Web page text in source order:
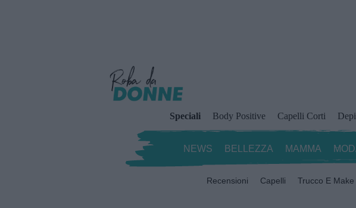
Speciali Body Positive Capelli Corti
NEWS BELLEZZA MAMMA
Recensioni Capelli Trucco E Make